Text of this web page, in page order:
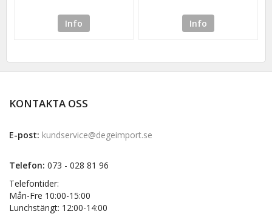
Info Info
KONTAKTA OSS
E-post: kundservice@degeimport.se
Telefon: 073 - 028 81 96
Telefontider:
Mån-Fre 10:00-15:00
Lunchstängt: 12:00-14:00